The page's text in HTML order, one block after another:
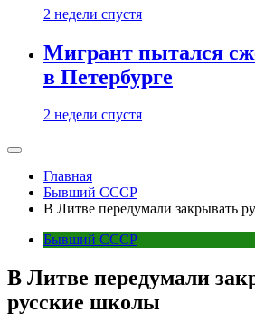
2 недели спустя
Мигрант пытался
в Петербурге
2 недели спустя
Главная
Бывший СССР
В Литве передумали закрывать
Бывший СССР
В Литве передумали
русские школы